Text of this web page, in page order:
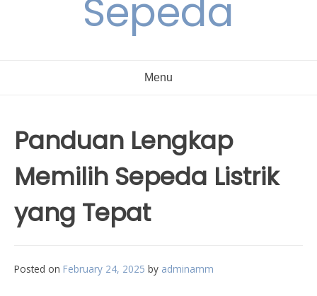
Sepeda
Menu
Panduan Lengkap
Memilih Sepeda Listrik
yang Tepat
Posted on February 24, 2025 by adminamm